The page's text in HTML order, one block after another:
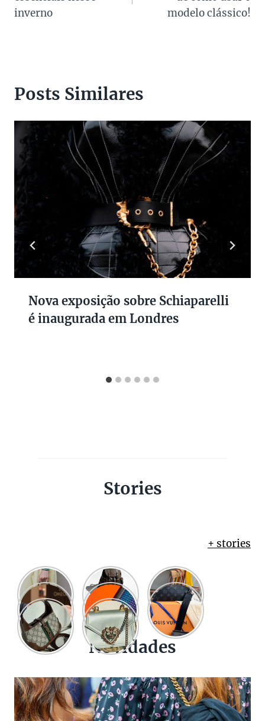
Post
inverno
modelo clássico!
Posts Similares
Nova exposição sobre Schiaparelli
é inaugurada em Londres
Stories
+ stories
Novidades